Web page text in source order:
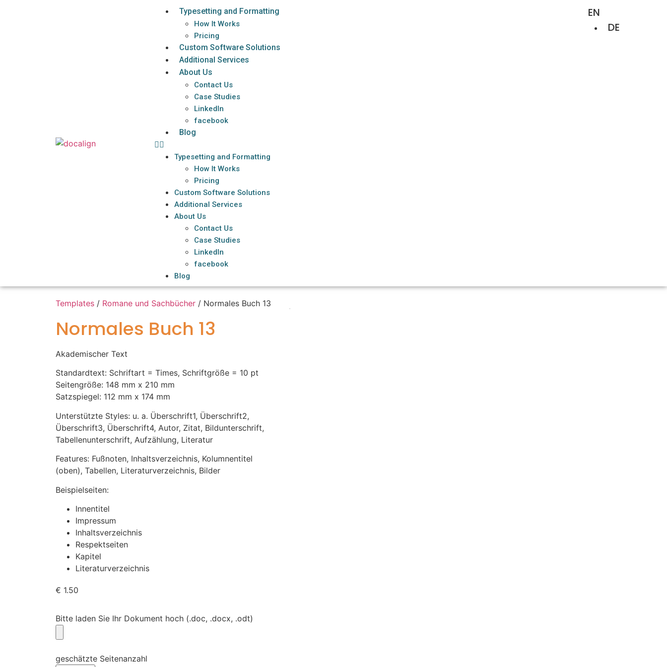
Typesetting and Formatting
How It Works
Pricing
Custom Software Solutions
Additional Services
About Us
Contact Us
Case Studies
LinkedIn
facebook
Blog
Typesetting and Formatting
How It Works
Pricing
Custom Software Solutions
Additional Services
About Us
Contact Us
Case Studies
LinkedIn
facebook
Blog
EN
DE
Templates / Romane und Sachbücher / Normales Buch 13
Normales Buch 13
Akademischer Text
Standardtext: Schriftart = Times, Schriftgröße = 10 pt
Seitengröße: 148 mm x 210 mm
Satzspiegel: 112 mm x 174 mm
Unterstützte Styles: u. a. Überschrift1, Überschrift2,
Überschrift3, Überschrift4, Autor, Zitat, Bildunterschrift,
Tabellenunterschrift, Aufzählung, Literatur
Features: Fußnoten, Inhaltsverzeichnis, Kolumnentitel
(oben), Tabellen, Literaturverzeichnis, Bilder
Beispielseiten:
Innentitel
Impressum
Inhaltsverzeichnis
Respektseiten
Kapitel
Literaturverzeichnis
€ 1.50
Bitte laden Sie Ihr Dokument hoch (.doc, .docx, .odt)
geschätzte Seitenanzahl